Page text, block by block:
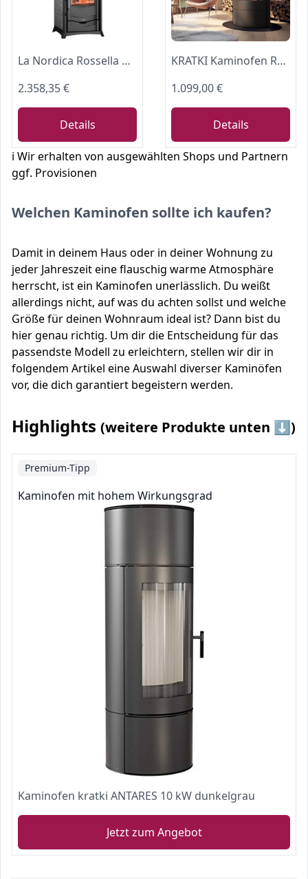
La Nordica Rossella Plus Forno 165 Speckstein Kaminofen 9,4 kW Holzofen mit Backfach Ø130 mm Rauchrohranschluss Oben externer Zuluftanschluss
2.358,35 €
Details
KRATKI Kaminofen Rollo Holzofen BImSchV 2
1.099,00 €
Details
ℹ️ Wir erhalten von ausgewählten Shops und Partnern
ggf. Provisionen
Welchen Kaminofen sollte ich kaufen?
Damit in deinem Haus oder in deiner Wohnung zu
jeder Jahreszeit eine flauschig warme Atmosphäre
herrscht, ist ein Kaminofen unerlässlich. Du weißt
allerdings nicht, auf was du achten sollst und welche
Größe für deinen Wohnraum ideal ist? Dann bist du
hier genau richtig. Um dir die Entscheidung für das
passendste Modell zu erleichtern, stellen wir dir in
folgendem Artikel eine Auswahl diverser Kaminöfen
vor, die dich garantiert begeistern werden.
Highlights (weitere Produkte unten ⬇️)
Premium-Tipp
Kaminofen mit hohem Wirkungsgrad
Kaminofen kratki ANTARES 10 kW dunkelgrau
Jetzt zum Angebot